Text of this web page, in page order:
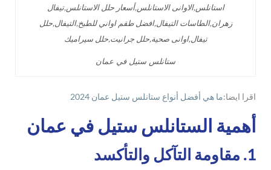
ستانلس ستيل في عمان
اقرا ايضا:ما هي أفضل أنواع ستانلس ستيل عمان 2024
أهمية الستانلس ستيل في عمان
1. مقاومة التآكل والتأكسد